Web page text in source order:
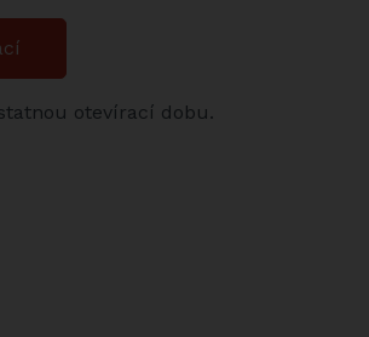
otevírací dobu.